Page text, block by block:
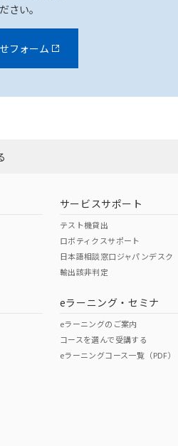
さい。
フォーム
サービスサポート
テスト機貸出
ロボティクスサポート
日本語相談窓口ジャパンデスク
輸出該非判定
eラーニング・セミナ
eラーニングのご案内
コースを選んで受講する
eラーニングコース一覧（PDF）